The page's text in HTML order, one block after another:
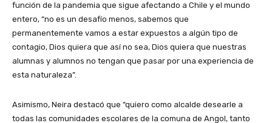
función de la pandemia que sigue afectando a Chile y el mundo
entero, “no es un desafío menos, sabemos que
permanentemente vamos a estar expuestos a algún tipo de
contagio, Dios quiera que así no sea, Dios quiera que nuestras
alumnas y alumnos no tengan que pasar por una experiencia de
esta naturaleza”.
Asimismo, Neira destacó que “quiero como alcalde desearle a
todas las comunidades escolares de la comuna de Angol, tanto